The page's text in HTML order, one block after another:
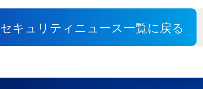
セキュリティニュース一覧に戻る